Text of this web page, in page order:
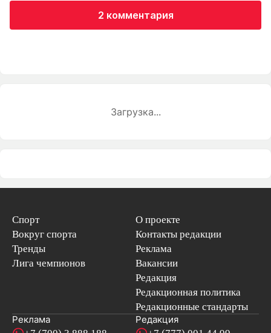
2 комментария
Загрузка...
Спорт
Вокруг спорта
Тренды
Лига чемпионов
О проекте
Контакты редакции
Реклама
Вакансии
Редакция
Редакционная политика
Редакционные стандарты
Реклама Редакция